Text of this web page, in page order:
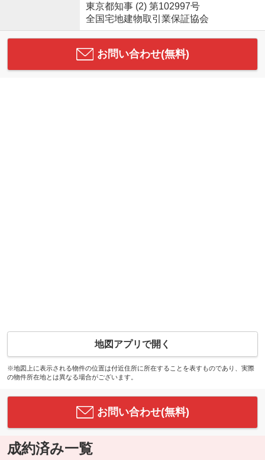
東京都知事 (2) 第102997号
全国宅地建物取引業保証協会
お問い合わせ(無料)
地図アプリで開く
※地図上に表示される物件の位置は付近住所に所在することを表すものであり、実際
の物件所在地とは異なる場合がございます。
お問い合わせ(無料)
成約済み一覧